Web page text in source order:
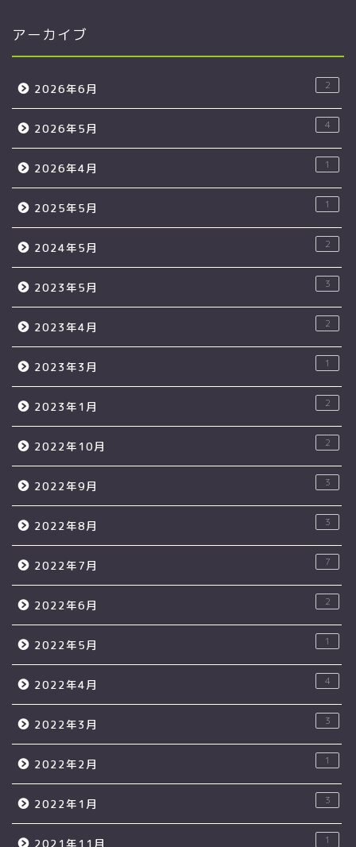
アーカイブ
2026年6月 2
2026年5月 4
2026年4月 1
2025年5月 1
2024年5月 2
2023年5月 3
2023年4月 2
2023年3月 1
2023年1月 2
2022年10月 2
2022年9月 3
2022年8月 3
2022年7月 7
2022年6月 2
2022年5月 1
2022年4月 4
2022年3月 3
2022年2月 1
2022年1月 3
2021年11月 1